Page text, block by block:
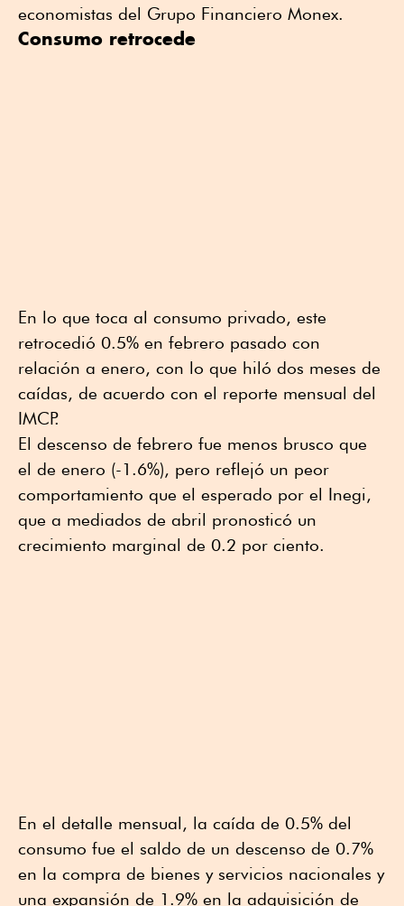
economistas del Grupo Financiero Monex.
Consumo retrocede
En lo que toca al consumo privado, este
retrocedió 0.5% en febrero pasado con
relación a enero, con lo que hiló dos meses de
caídas, de acuerdo con el reporte mensual del
IMCP.
El descenso de febrero fue menos brusco que
el de enero (-1.6%), pero reflejó un peor
comportamiento que el esperado por el Inegi,
que a mediados de abril pronosticó un
crecimiento marginal de 0.2 por ciento.
En el detalle mensual, la caída de 0.5% del
consumo fue el saldo de un descenso de 0.7%
en la compra de bienes y servicios nacionales y
una expansión de 1.9% en la adquisición de